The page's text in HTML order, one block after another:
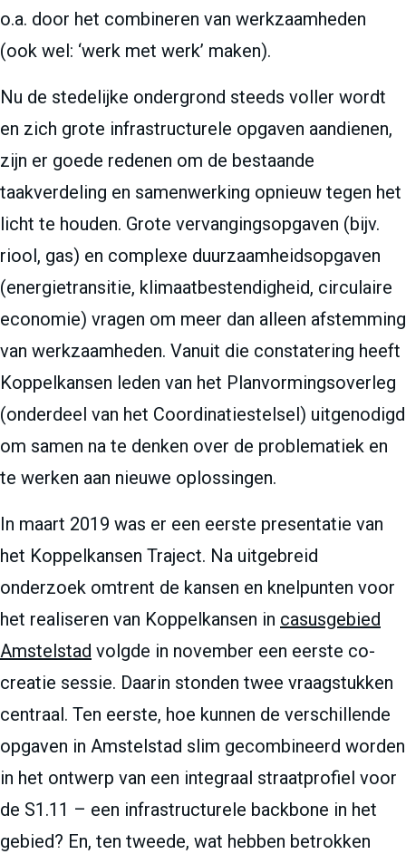
o.a. door het combineren van werkzaamheden
(ook wel: ‘werk met werk’ maken).
Nu de stedelijke ondergrond steeds voller wordt
en zich grote infrastructurele opgaven aandienen,
zijn er goede redenen om de bestaande
taakverdeling en samenwerking opnieuw tegen het
licht te houden. Grote vervangingsopgaven (bijv.
riool, gas) en complexe duurzaamheidsopgaven
(energietransitie, klimaatbestendigheid, circulaire
economie) vragen om meer dan alleen afstemming
van werkzaamheden. Vanuit die constatering heeft
Koppelkansen leden van het Planvormingsoverleg
(onderdeel van het Coordinatiestelsel) uitgenodigd
om samen na te denken over de problematiek en
te werken aan nieuwe oplossingen.
In maart 2019 was er een eerste presentatie van
het Koppelkansen Traject. Na uitgebreid
onderzoek omtrent de kansen en knelpunten voor
het realiseren van Koppelkansen in casusgebied
Amstelstad volgde in november een eerste co-
creatie sessie. Daarin stonden twee vraagstukken
centraal. Ten eerste, hoe kunnen de verschillende
opgaven in Amstelstad slim gecombineerd worden
in het ontwerp van een integraal straatprofiel voor
de S1.11 – een infrastructurele backbone in het
gebied? En, ten tweede, wat hebben betrokken